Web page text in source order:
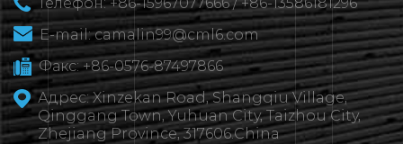
E-mail:camalin99@cml6.com
Факс: +86-0576-87497866
Адрес: Xinzekan Road, Shangqiu Village,
Qinggang Town, Yuhuan City, Taizhou City,
Zhejiang Province, 317606.China